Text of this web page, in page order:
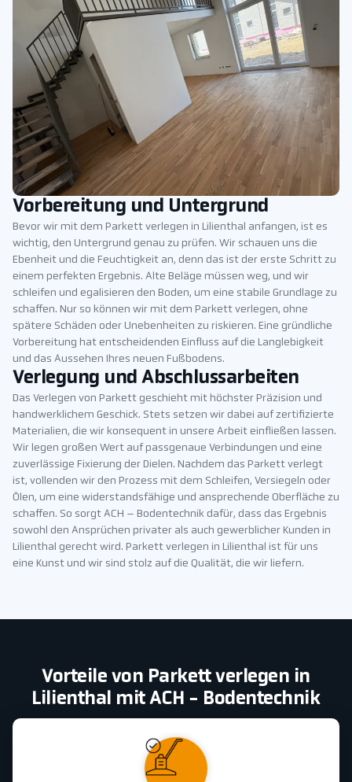
Vorbereitung und Untergrund
Bevor wir mit dem Parkett verlegen in Lilienthal anfangen, ist es
wichtig, den Untergrund genau zu prüfen. Wir schauen uns die
Ebenheit und die Feuchtigkeit an, denn das ist der erste Schritt zu
einem perfekten Ergebnis. Alte Beläge müssen weg, und wir
schleifen und egalisieren den Boden, um eine stabile Grundlage zu
schaffen. Nur so können wir mit dem Parkett verlegen, ohne
spätere Schäden oder Unebenheiten zu riskieren. Eine gründliche
Vorbereitung hat entscheidenden Einfluss auf die Langlebigkeit
und das Aussehen Ihres neuen Fußbodens.
Verlegung und Abschlussarbeiten
Das Verlegen von Parkett geschieht mit höchster Präzision und
handwerklichem Geschick. Stets setzen wir dabei auf zertifizierte
Materialien, die wir konsequent in unsere Arbeit einfließen lassen.
Wir legen großen Wert auf passgenaue Verbindungen und eine
zuverlässige Fixierung der Dielen. Nachdem das Parkett verlegt
ist, vollenden wir den Prozess mit dem Schleifen, Versiegeln oder
Ölen, um eine widerstandsfähige und ansprechende Oberfläche zu
schaffen. So sorgt ACH – Bodentechnik dafür, dass das Ergebnis
sowohl den Ansprüchen privater als auch gewerblicher Kunden in
Lilienthal gerecht wird. Parkett verlegen in Lilienthal ist für uns
eine Kunst und wir sind stolz auf die Qualität, die wir liefern.
Vorteile von Parkett verlegen in
Lilienthal mit ACH - Bodentechnik